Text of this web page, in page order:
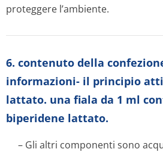
proteggere l’ambiente.
6. contenuto della
informazioni- il principio
lattato. una fiala da 1 ml
biperidene lattato.
– Gli altri componenti sono